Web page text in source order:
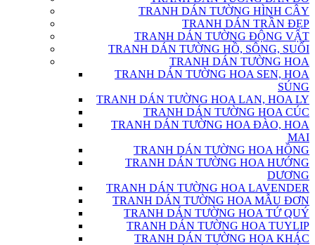
TRANH DÁN TƯỜNG HÌNH CÂY
TRANH DÁN TRẦN ĐẸP
TRANH DÁN TƯỜNG ĐỘNG VẬT
TRANH DÁN TƯỜNG HỒ, SÔNG, SUỐI
TRANH DÁN TƯỜNG HOA
TRANH DÁN TƯỜNG HOA SEN, HOA
SÚNG
TRANH DÁN TƯỜNG HOA LAN, HOA LY
TRANH DÁN TƯỜNG HOA CÚC
TRANH DÁN TƯỜNG HOA ĐÀO, HOA
MAI
TRANH DÁN TƯỜNG HOA HỒNG
TRANH DÁN TƯỜNG HOA HƯỚNG
DƯƠNG
TRANH DÁN TƯỜNG HOA LAVENDER
TRANH DÁN TƯỜNG HOA MẪU ĐƠN
TRANH DÁN TƯỜNG HOA TỨ QUÝ
TRANH DÁN TƯỜNG HOA TUYLIP
TRANH DÁN TƯỜNG HOA KHÁC